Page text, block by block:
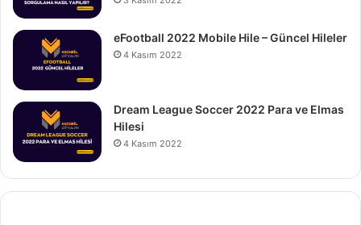
eFootball 2022 Mobile Hile – Güncel Hileler
4 Kasım 2022
Dream League Soccer 2022 Para ve Elmas
Hilesi
4 Kasım 2022